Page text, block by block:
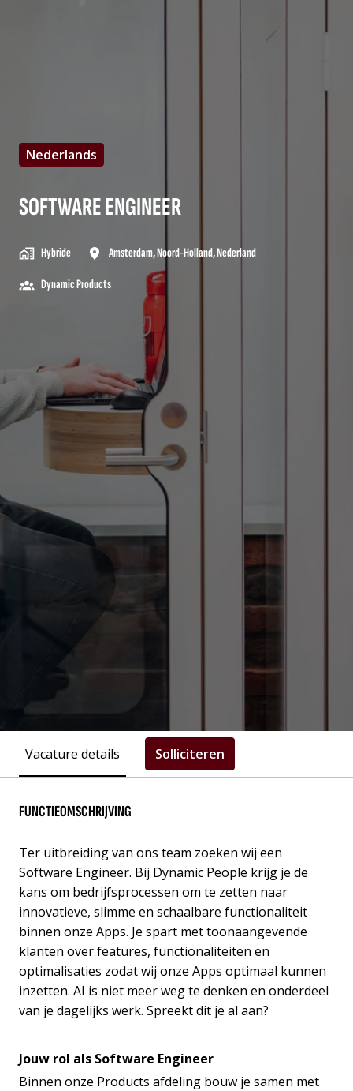
Nederlands
SOFTWARE ENGINEER
Hybride Amsterdam,Noord-Holland,Nederland
Dynamic Products
Vacature details Solliciteren
FUNCTIEOMSCHRIJVING
Ter uitbreiding van ons team zoeken wij een
Software Engineer. Bij Dynamic People krijg je de
kans om bedrijfsprocessen om te zetten naar
innovatieve, slimme en schaalbare functionaliteit
binnen onze Apps. Je spart met toonaangevende
klanten over features, functionaliteiten en
optimalisaties zodat wij onze Apps optimaal kunnen
inzetten. AI is niet meer weg te denken en onderdeel
van je dagelijks werk. Spreekt dit je al aan?
Jouw rol als Software Engineer
Binnen onze Products afdeling bouw je samen met